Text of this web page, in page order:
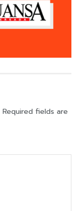
Required fields are